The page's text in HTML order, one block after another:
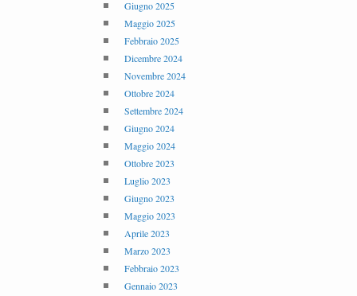
Giugno 2025
Maggio 2025
Febbraio 2025
Dicembre 2024
Novembre 2024
Ottobre 2024
Settembre 2024
Giugno 2024
Maggio 2024
Ottobre 2023
Luglio 2023
Giugno 2023
Maggio 2023
Aprile 2023
Marzo 2023
Febbraio 2023
Gennaio 2023